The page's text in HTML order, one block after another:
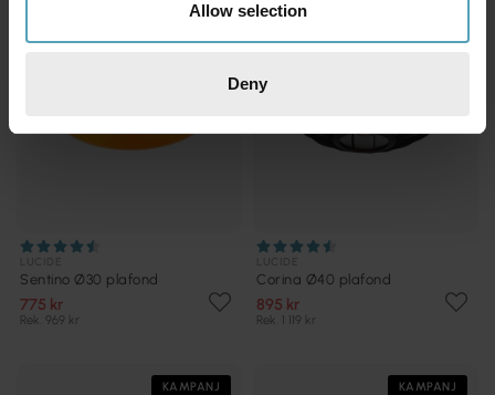
Allow selection
Deny
Sentino Ø30 plafond
775 kr
Rek. 969 kr
Corina Ø40 plafond
895 kr
Rek. 1 119 kr
KAMPANJ KAMPANJ